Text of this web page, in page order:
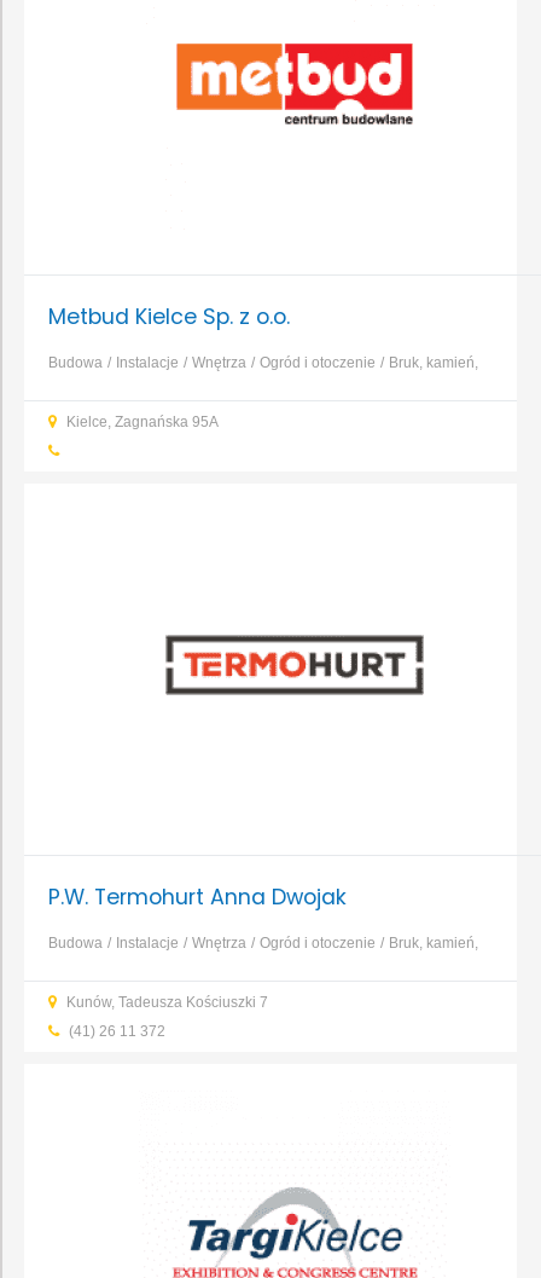
Metbud Kielce Sp. z o.o.
Budowa Instalacje Wnętrza Ogród i otoczenie
Bruk, kamień,
ocieplenie
Fundamenty, prace ziemne, wykopy
Kielce, Zagnańska 95A
P.W. Termohurt Anna Dwojak
Budowa Instalacje Wnętrza Ogród i otoczenie
Bruk, kamień,
ocieplenie
Fundamenty, prace ziemne, wykopy
Kunów, Tadeusza Kościuszki 7
(41) 26 11 372